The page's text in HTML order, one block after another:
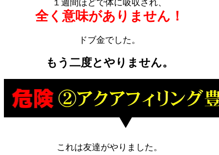
１週間ほどで体に吸収され、
全く意味がありません！
ドブ金でした。
もう二度とやりません。
これは友達がやりました。